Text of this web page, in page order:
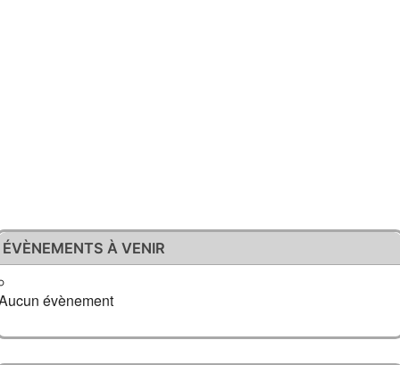
ÉVÈNEMENTS À VENIR
évènement